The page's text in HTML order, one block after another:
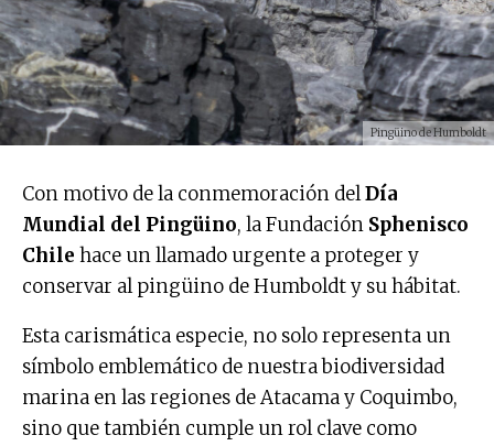
Pingüino de Humboldt
Con motivo de la conmemoración delDía
Mundial del Pingüino, la Fundación Sphenisco
Chile hace un llamado urgente a proteger y
conservar al pingüino de Humboldt y su hábitat.
Esta carismática especie, no solo representa un
símbolo emblemático de nuestra biodiversidad
marina en las regiones de Atacama y Coquimbo,
sino que también cumple un rol clave como